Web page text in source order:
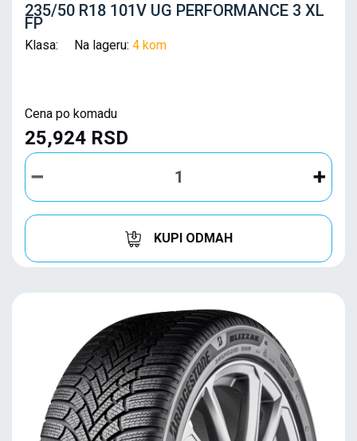
235/50 R18 101V UG PERFORMANCE 3 XL
FP
Klasa: Na lageru: 4 kom
Cena po komadu
25,924 RSD
KUPI ODMAH